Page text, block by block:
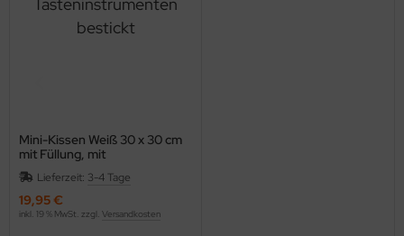
Mini-Kissen Weiß 30 x 30 cm
mit Füllung, mit
Tasteninstrumenten bestickt
Lieferzeit: 3-4 Tage
19,95 €
inkl. 19 % MwSt. zzgl. Versandkosten